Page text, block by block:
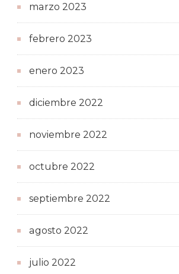
marzo 2023
febrero 2023
enero 2023
diciembre 2022
noviembre 2022
octubre 2022
septiembre 2022
agosto 2022
julio 2022